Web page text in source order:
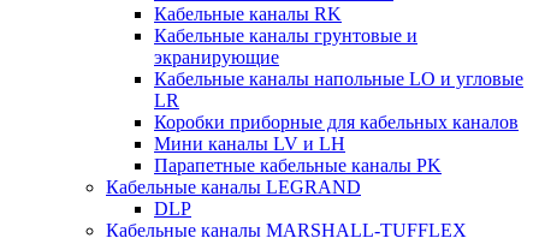
Кабельные каналы RK
Кабельные каналы грунтовые и
экранирующие
Кабельные каналы напольные LO и угловые
LR
Коробки приборные для кабельных каналов
Мини каналы LV и LH
Парапетные кабельные каналы PK
Кабельные каналы LEGRAND
DLP
Кабельные каналы MARSHALL-TUFFLEX